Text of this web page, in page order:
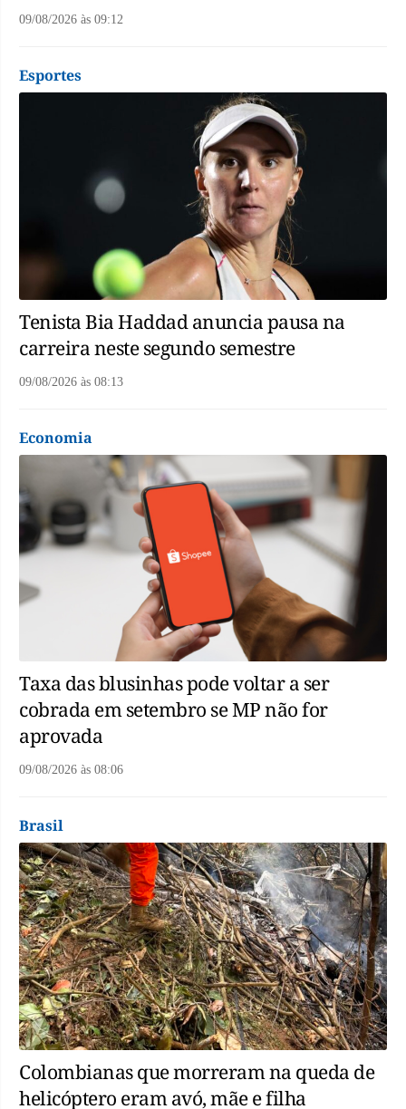
09/08/2026 às 09:12
Esportes
Tenista Bia Haddad anuncia pausa na
carreira neste segundo semestre
09/08/2026 às 08:13
Economia
Taxa das blusinhas pode voltar a ser
cobrada em setembro se MP não for
aprovada
09/08/2026 às 08:06
Brasil
Colombianas que morreram na queda de
helicóptero eram avó, mãe e filha